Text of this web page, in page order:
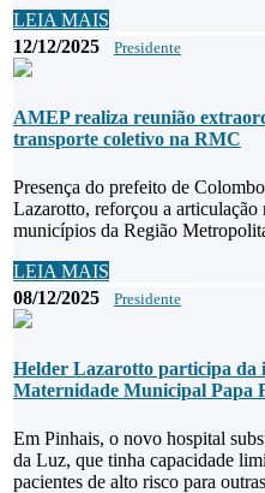
LEIA MAIS
12/12/2025
Presidente
AMEP realiza reunião
transporte coletivo na RMC
Presença do prefeito de
Lazarotto, reforçou a articulação
municípios da Região
LEIA MAIS
08/12/2025
Presidente
Helder Lazarotto participa da
Maternidade Municipal Papa
Em Pinhais, o novo hospital
da Luz, que tinha capacidade
pacientes de alto risco para